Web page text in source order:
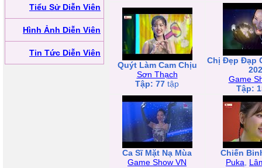
Tiểu Sử Diễn Viên
Hình Ảnh Diễn Viên
Tin Tức Diễn Viên
Quýt Làm Cam Chịu
Sơn Thạch
Tập: 77 tập
Chị Đẹp Đạp
Game
Tập:
Ca Sĩ Mặt Nạ Mùa
Game Show VN
Chiến
Puka